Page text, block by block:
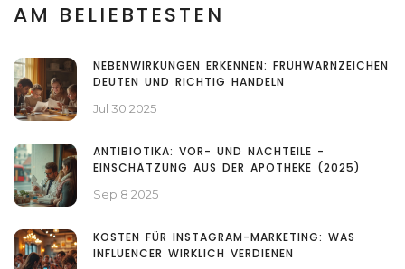
AM BELIEBTESTEN
NEBENWIRKUNGEN ERKENNEN: FRÜHWARNZEICHEN
DEUTEN UND RICHTIG HANDELN
Jul 30 2025
ANTIBIOTIKA: VOR- UND NACHTEILE -
EINSCHÄTZUNG AUS DER APOTHEKE (2025)
Sep 8 2025
KOSTEN FÜR INSTAGRAM-MARKETING: WAS
INFLUENCER WIRKLICH VERDIENEN